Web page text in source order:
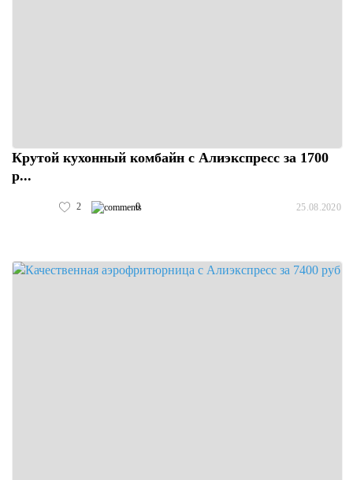
Крутой кухонный комбайн с Алиэкспресс за 1700
р...
2 0 25.08.2020